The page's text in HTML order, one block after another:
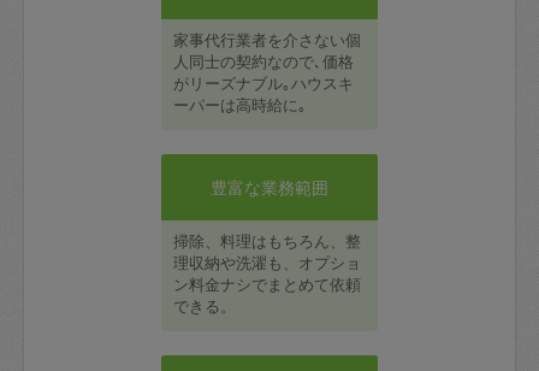
家事代行業者を介さない個
人同士の契約なので､価格
がリーズナブル｡ハウスキ
ーパーは高時給に｡
豊富な業務範囲
掃除、料理はもちろん、整
理収納や洗濯も、オプショ
ン料金ナシでまとめて依頼
できる。